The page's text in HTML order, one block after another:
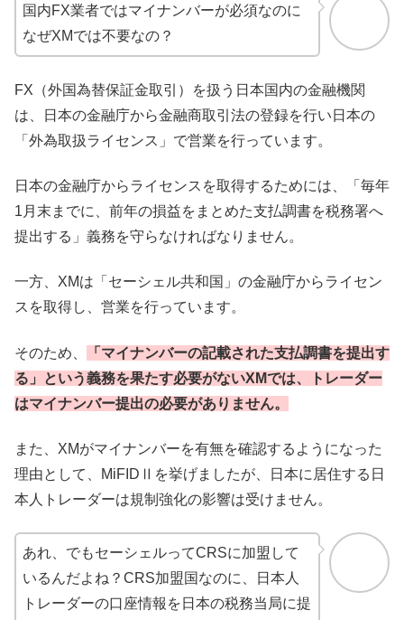
国内FX業者ではマイナンバーが必須なのに
なぜXMでは不要なの？
FX（外国為替保証金取引）を扱う日本国内の金融機関
は、日本の金融庁から金融商取引法の登録を行い日本の
「外為取扱ライセンス」で営業を行っています。
日本の金融庁からライセンスを取得するためには、「毎年
1月末までに、前年の損益をまとめた支払調書を税務署へ
提出する」義務を守らなければなりません。
一方、XMは「セーシェル共和国」の金融庁からライセン
スを取得し、営業を行っています。
そのため、
「マイナンバーの記載された支払調書を提出す
る」という義務を果たす必要がないXMでは、トレーダー
はマイナンバー提出の必要がありません。
また、XMがマイナンバーを有無を確認するようになった
理由として、MiFIDⅡを挙げましたが、日本に居住する日
本人トレーダーは規制強化の影響は受けません。
あれ、でもセーシェルってCRSに加盟して
いるんだよね？CRS加盟国なのに、日本人
トレーダーの口座情報を日本の税務当局に提